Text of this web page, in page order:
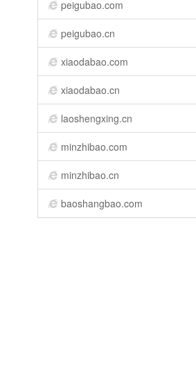
peigubao.com
peigubao.cn
xiaodabao.com
xiaodabao.cn
laoshengxing.cn
minzhibao.com
minzhibao.cn
baoshangbao.com